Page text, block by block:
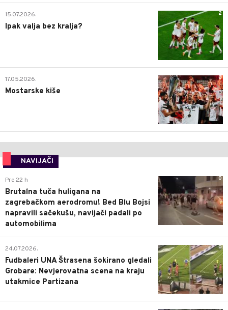
2
15.07.2026.
Ipak valja bez kralja?
0
17.05.2026.
Mostarske kiše
NAVIJAČI
0
Pre 22 h
Brutalna tuča huligana na
zagrebačkom aerodromu! Bed Blu Bojsi
napravili sačekušu, navijači padali po
automobilima
0
24.07.2026.
Fudbaleri UNA Štrasena šokirano gledali
Grobare: Nevjerovatna scena na kraju
utakmice Partizana